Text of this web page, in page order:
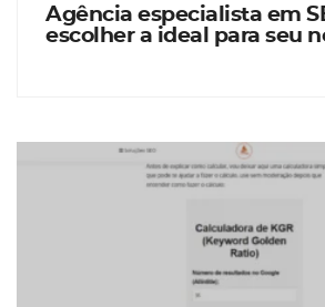
Agência especialista em
escolher a ideal para seu